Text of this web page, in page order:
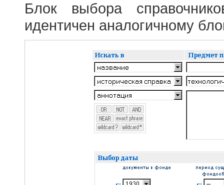
Блок выбора
идентичен аналогичному